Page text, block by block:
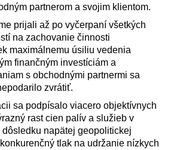
partnerom a svojim klientom.
prijali až po vyčerpaní všetkých
na zachovanie činnosti
maximálnemu úsiliu vedenia
finančným investíciám a
s obchodnými partnermi sa
zvrátiť.
sa podpísalo viacero objektívnych
rast cien palív a služieb v
napätej geopolitickej
tlak na udržanie nízkych